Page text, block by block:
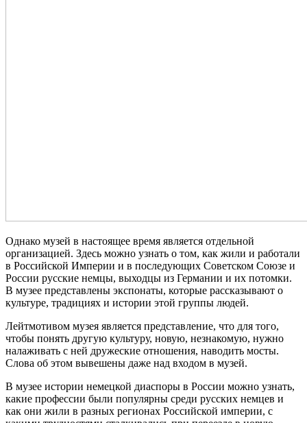
Однако музей в настоящее время является отдельной
организацией. Здесь можно узнать о том, как жили и работали
в Российской Империи и в последующих Советском Союзе и
России русские немцы, выходцы из Германии и их потомки.
В музее представлены экспонаты, которые рассказывают о
культуре, традициях и истории этой группы людей.
Лейтмотивом музея является представление, что для того,
чтобы понять другую культуру, новую, незнакомую, нужно
налаживать с ней дружеские отношения, наводить мосты.
Слова об этом вывешены даже над входом в музей.
В музее истории немецкой диаспоры в России можно узнать,
какие профессии были популярны среди русских немцев и
как они жили в разных регионах Российской империи, с